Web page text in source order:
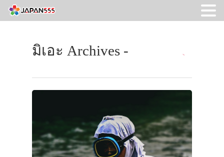
มิเอะ Archives -